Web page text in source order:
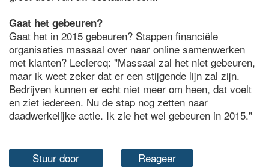
Gaat het gebeuren?
Gaat het in 2015 gebeuren? Stappen financiële
organisaties massaal over naar online samenwerken
met klanten? Leclercq: "Massaal zal het niet gebeuren,
maar ik weet zeker dat er een stijgende lijn zal zijn.
Bedrijven kunnen er echt niet meer om heen, dat voelt
en ziet iedereen. Nu de stap nog zetten naar
daadwerkelijke actie. Ik zie het wel gebeuren in 2015."
Stuur door Reageer